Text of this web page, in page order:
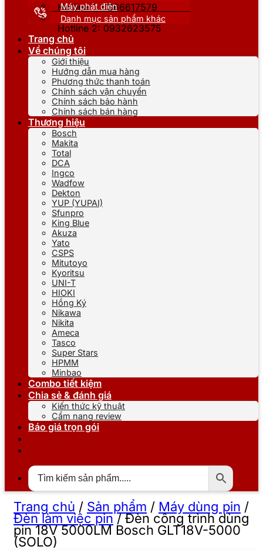
Hotline 1: 0866617579
Hotline 2: 0932623575
Máy phát điện
Danh mục sản phẩm khác
Trang chủ
Về chúng tôi
Giới thiệu
Hướng dẫn mua hàng
Phương thức thanh toán
Chính sách vận chuyển
Chính sách bảo hành
Chính sách bán hàng
Thương hiệu
Bosch
Makita
Total
DCA
Ingco
Wadfow
Dekton
YUP (YUPAI)
Sfunpro
King Blue
Akuza
Yato
CSPS
Mitutoyo
Kyoritsu
UNI-T
HIOKI
Hồng Ký
Nikawa
Nikita
Ameca
Tasco
Super Stars
HPMM
Minbao
Combo tiết kiệm
Chia sẻ & đánh giá
Kiến thức kỹ thuật
Cẩm nang review
Báo giá trọn gói
Trang chủ / Sản phẩm / Máy dùng pin /
Đèn làm việc pin/Đèn công trình dùng
pin 18V 5000LM Bosch GLT18V-5000
(SOLO)